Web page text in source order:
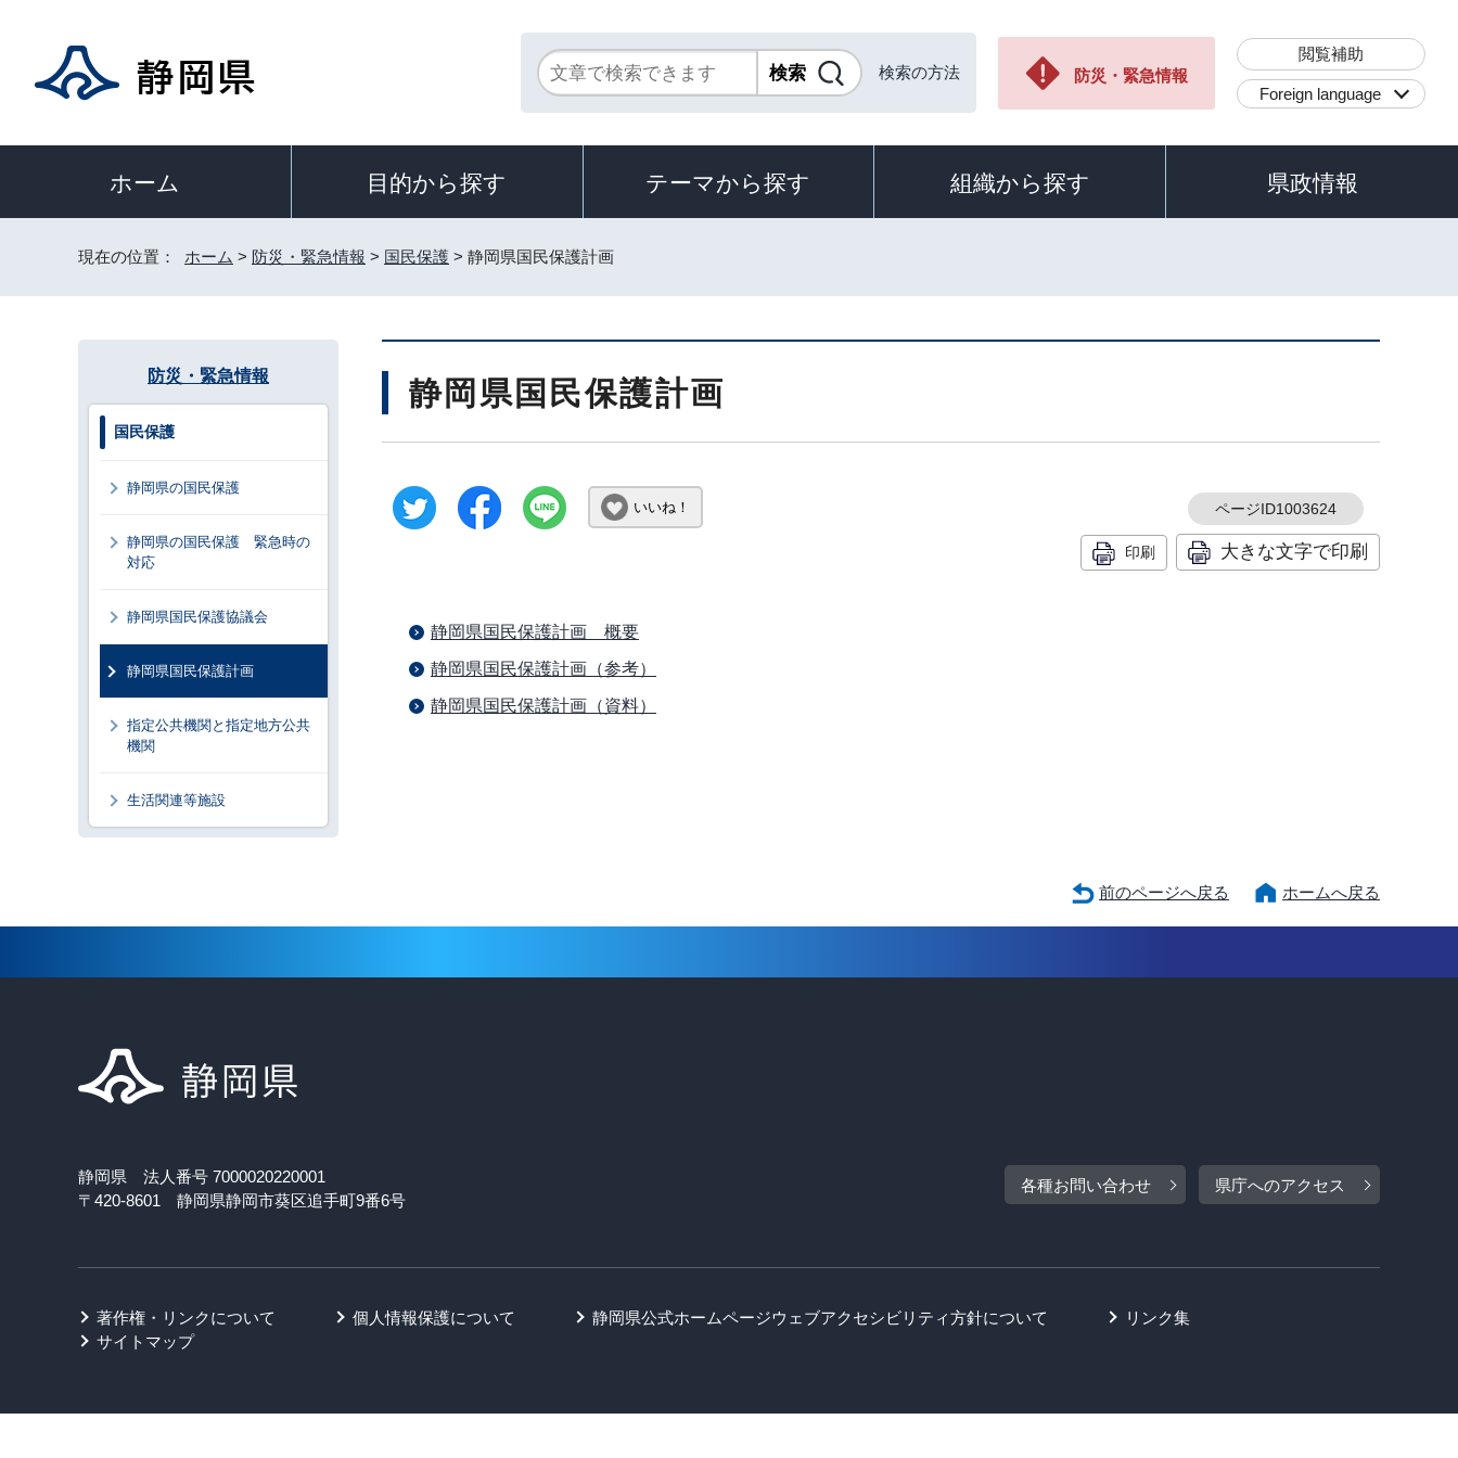
検索の方法 防災・緊急情報
閲覧補助
Foreign language
ホーム 目的から探す テーマから探す 組織から探す 県政情報
現在の位置： ホーム > 防災・緊急情報 > 国民保護 > 静岡県国民保護計画
静岡県国民保護計画
いいね！ ページID1003624
印刷 大きな文字で印刷
静岡県国民保護計画 概要
静岡県国民保護計画（参考）
静岡県国民保護計画（資料）
防災・緊急情報
国民保護
静岡県の国民保護
静岡県の国民保護 緊急時の
対応
静岡県国民保護協議会
静岡県国民保護計画
指定公共機関と指定地方公共
機関
生活関連等施設
前のページへ戻る ホームへ戻る
静岡県 法人番号 7000020220001
〒420-8601 静岡県静岡市葵区追手町9番6号
各種お問い合わせ 県庁へのアクセス
著作権・リンクについて 個人情報保護について 静岡県公式ホームページウェブアクセシビリティ方針について
リンク集
サイトマップ